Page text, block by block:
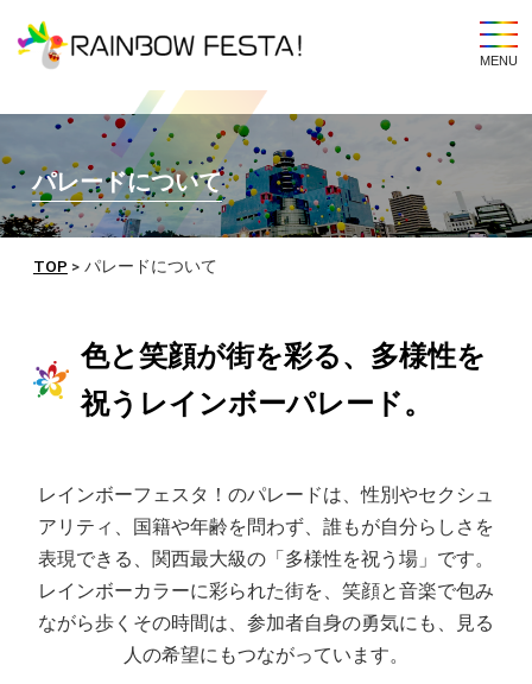
t
o
g
e
g
a
t
パレードについて
TOP > パレードについて
色と笑顔が街を彩る、多様性を
祝うレインボーパレード。
レインボーフェスタ！のパレードは、性別やセクシュ
アリティ、国籍や年齢を問わず、誰もが自分らしさを
表現できる、関西最大級の「多様性を祝う場」です。
レインボーカラーに彩られた街を、笑顔と音楽で包み
ながら歩くその時間は、参加者自身の勇気にも、見る
人の希望にもつながっています。